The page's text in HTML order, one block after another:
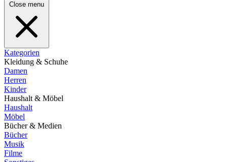
Close menu
Kategorien
Kleidung & Schuhe
Damen
Herren
Kinder
Haushalt & Möbel
Haushalt
Möbel
Bücher & Medien
Bücher
Musik
Filme